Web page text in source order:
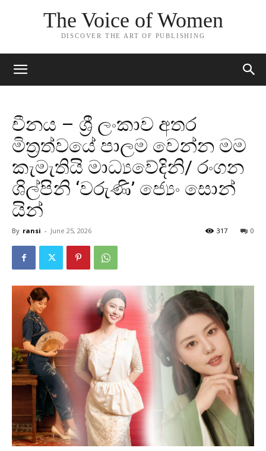
The Voice of Women
DISCOVER THE ART OF PUBLISHING
චීනය – ශ්‍රී ලංකාව අතර
මිත්‍රත්වයේ පාලම වෙන්න මම
කැමැතියි මාධ්‍යවේදිනි/ රංගන
ශිල්පිනි ‘වරුණි’ ජ්‍යෙං සොන්
යින්
By ransi - June 25, 2026 0
317